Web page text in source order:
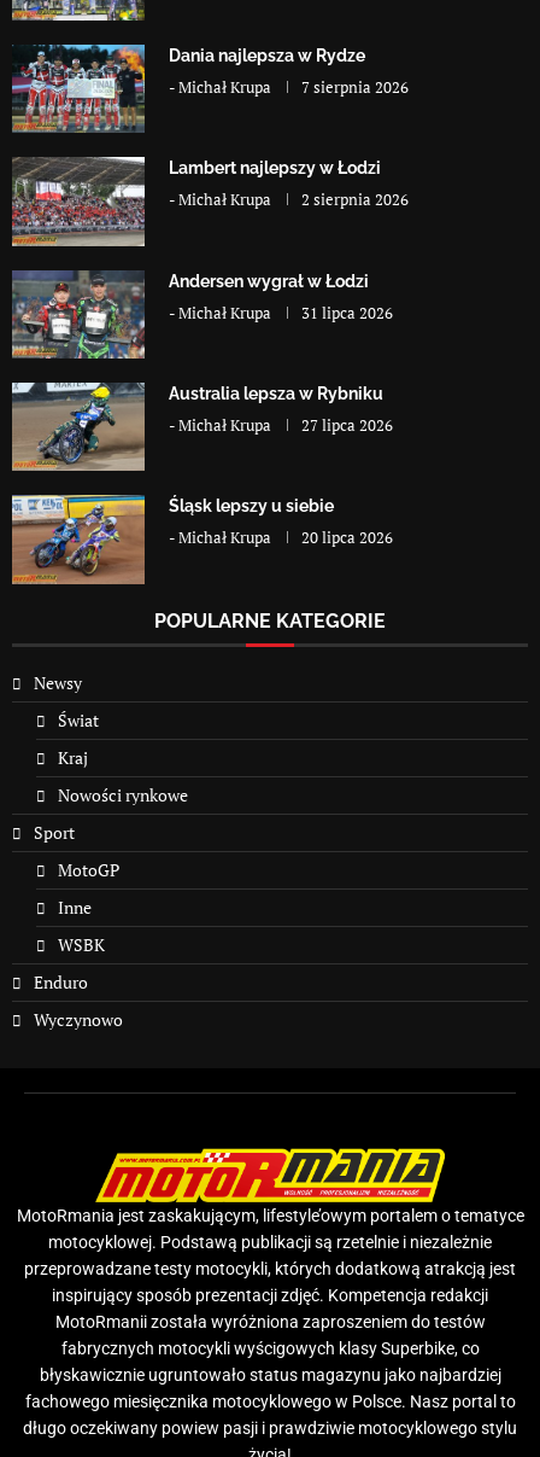
Dania najlepsza w Rydze
-Michał Krupa 7 sierpnia 2026
Lambert najlepszy w Łodzi
-Michał Krupa 2 sierpnia 2026
Andersen wygrał w Łodzi
-Michał Krupa 31 lipca 2026
Australia lepsza w Rybniku
-Michał Krupa 27 lipca 2026
Śląsk lepszy u siebie
-Michał Krupa 20 lipca 2026
POPULARNE KATEGORIE
Newsy
Świat
Kraj
Nowości rynkowe
Sport
MotoGP
Inne
WSBK
Enduro
Wyczynowo
MotoRmania jest zaskakującym, lifestyle’owym portalem o tematyce
motocyklowej. Podstawą publikacji są rzetelnie i niezależnie
przeprowadzane testy motocykli, których dodatkową atrakcją jest
inspirujący sposób prezentacji zdjęć. Kompetencja redakcji
MotoRmanii została wyróżniona zaproszeniem do testów
fabrycznych motocykli wyścigowych klasy Superbike, co
błyskawicznie ugruntowało status magazynu jako najbardziej
fachowego miesięcznika motocyklowego w Polsce. Nasz portal to
długo oczekiwany powiew pasji i prawdziwie motocyklowego stylu